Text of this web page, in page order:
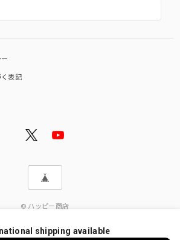
表記
© ハッピー商店
shipping available